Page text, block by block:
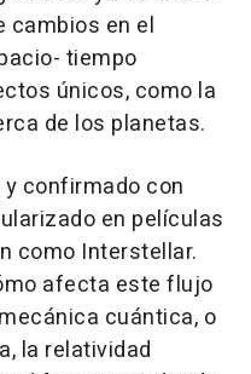
cambios en el
tiempo
únicos, como la
de los planetas.
confirmado con
en películas
como Interstellar.
afecta este flujo
cuántica, o
la relatividad